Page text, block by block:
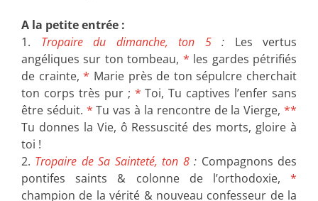
A la petite entrée :
1. Tropaire du dimanche, ton 5: Les vertus
angéliques sur ton tombeau, * les gardes pétrifiés
de crainte,* Marie près de ton sépulcre cherchait
ton corps très pur ; * Toi, Tu captives l’enfer sans
être séduit. * Tu vas à la rencontre de la Vierge,**
Tu donnes la Vie, ô Ressuscité des morts, gloire à
toi !
2. Tropaire de Sa Sainteté, ton 8: Compagnons des
pontifes saints & colonne de l’orthodoxie, *
champion de la vérité & nouveau confesseur de la